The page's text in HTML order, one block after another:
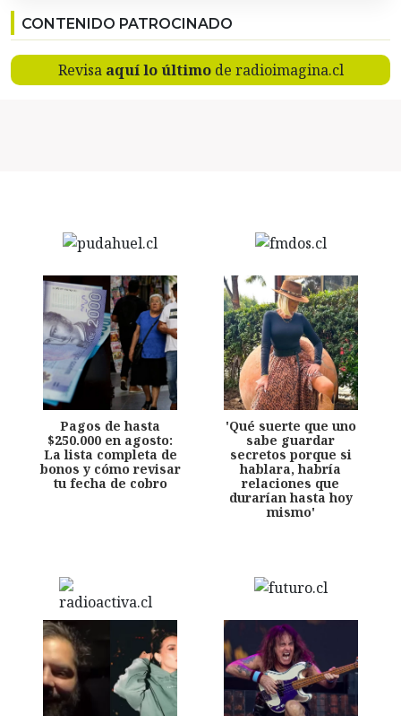
CONTENIDO PATROCINADO
Revisa aquí lo últimode radioimagina.cl
Pagos de hasta
$250.000 en agosto:
La lista completa de
bonos y cómo revisar
tu fecha de cobro
'Qué suerte que uno
sabe guardar
secretos porque si
hablara, habría
relaciones que
durarían hasta hoy
mismo'